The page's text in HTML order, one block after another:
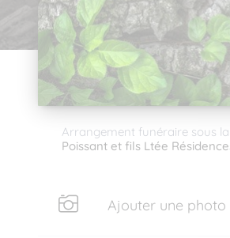
Arrangement funéraire sous
Poissant et fils Ltée
Ajouter une photo